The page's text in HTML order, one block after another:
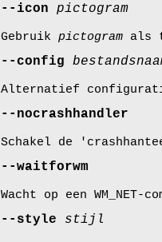
--icon pictogram
Gebruik pictogram als
--config
Alternatief
--nocrashhandler
Schakel de
--waitforwm
Wacht op een WM_NET-
--style stijl